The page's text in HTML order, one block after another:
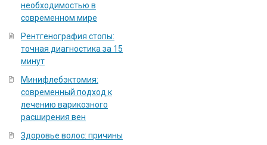
необходимостью в
современном мире
Рентгенография стопы:
точная диагностика за 15
минут
Минифлебэктомия:
современный подход к
лечению варикозного
расширения вен
Здоровье волос: причины